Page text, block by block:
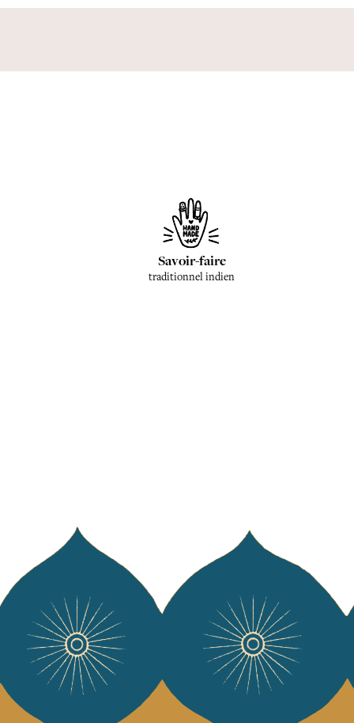
Savoir-faire
traditionnel indien